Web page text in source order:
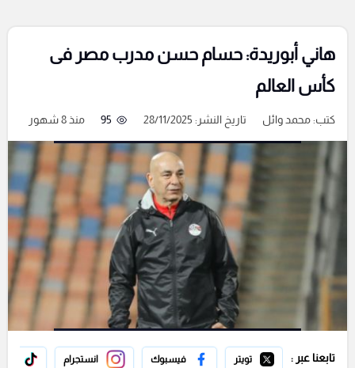
هاني أبوريدة: حسام حسن مدرب مصر فى
كأس العالم
كتب:محمد وائل تاريخ النشر: 28/11/2025 95 منذ 8 شهور
تابعنا عبر : تويتر فيسبوك انستجرام